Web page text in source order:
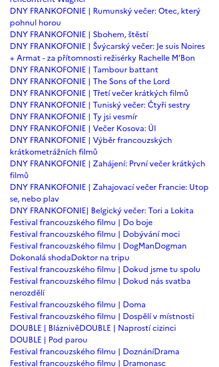
DNY FRANKOFONIE | Rumunský večer: Otec, který
pohnul horou
DNY FRANKOFONIE | Sbohem, štěstí
DNY FRANKOFONIE | Švýcarský večer: Je suis Noires
+ Armat - za přítomnosti režisérky Rachelle M’Bon
DNY FRANKOFONIE | Tambour battant
DNY FRANKOFONIE | The Sons of the Lord
DNY FRANKOFONIE | Třetí večer krátkých filmů
DNY FRANKOFONIE | Tuniský večer: Čtyři sestry
DNY FRANKOFONIE | Ty jsi vesmír
DNY FRANKOFONIE | Večer Kosova: Úl
DNY FRANKOFONIE | Výběr francouzských
krátkometrážních filmů
DNY FRANKOFONIE | Zahájení: První večer krátkých
filmů
DNY FRANKOFONIE | Zahajovací večer Francie: Utop
se, nebo plav
DNY FRANKOFONIE| Belgický večer: Tori a Lokita
Festival francouzského filmu | Do boje
Festival francouzského filmu | Dobývání moci
Festival francouzského filmu | DogManDogman
Dokonalá shodaDoktor na tripu
Festival francouzského filmu | Dokud jsme tu spolu
Festival francouzského filmu | Dokud nás svatba
nerozdělí
Festival francouzského filmu | Doma
Festival francouzského filmu | Dospělí v místnosti
DOUBLE | BláznivěDOUBLE | Naprostí cizinci
DOUBLE | Pod parou
Festival francouzského filmu | DoznáníDrama
Festival francouzského filmu | Dramonasc